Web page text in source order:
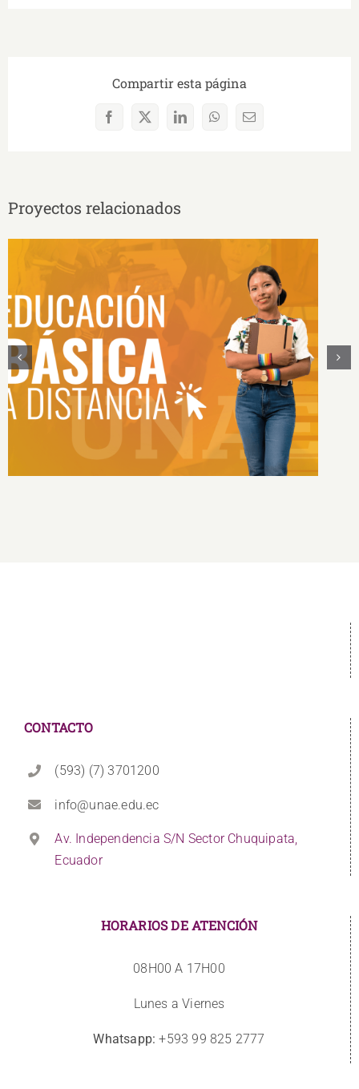
Compartir esta página
Facebook
X LinkedInWhatsAppCorreo
Proyectos relacionados
Educación Básica
CONTACTO
(593) (7) 3701200
info@unae.edu.ec
Av. Independencia S/N Sector Chuquipata,
Ecuador
HORARIOS DE ATENCIÓN
08H00 A 17H00
Lunes a Viernes
Whatsapp: +593 99 825 2777